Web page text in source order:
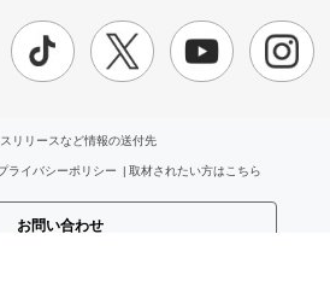
リリースなど情報の送付先
ライバシーポリシー 取材されたい方はこちら
お問い合わせ